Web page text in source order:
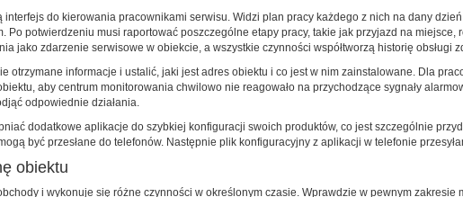
interfejs do kierowania pracownikami serwisu. Widzi plan pracy każdego z nich na dany
Po potwierdzeniu musi raportować poszczególne etapy pracy, takie jak przyjazd na miejsce,
jako zdarzenie serwisowe w obiekcie, a wszystkie czynności współtworzą historię obsługi
otrzymane informacje i ustalić, jaki jest adres obiektu i co jest w nim zainstalowane. Dla
aby centrum monitorowania chwilowo nie reagowało na przychodzące sygnały
odpowiednie działania.
dodatkowe aplikacje do szybkiej konfiguracji swoich produktów, co jest szczególnie
być przesłane do telefonów. Następnie plik konfiguracyjny z aplikacji w telefonie
obiektu
i wykonuje się różne czynności w określonym czasie. Wprawdzie w pewnym